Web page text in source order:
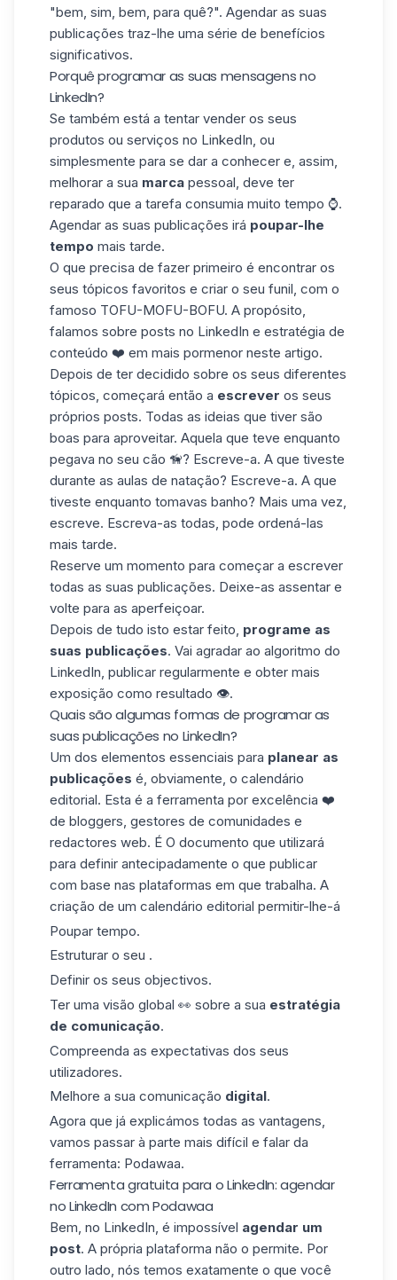
"bem, sim, bem, para quê?". Agendar as suas
publicações traz-lhe uma série de benefícios
significativos.
Porquê programar as suas mensagens no
LinkedIn?
Se também está a tentar vender os seus
produtos ou serviços no LinkedIn, ou
simplesmente para se dar a conhecer e, assim,
melhorar a sua marca pessoal, deve ter
reparado que a tarefa consumia muito tempo ⌚.
Agendar as suas publicações irá poupar-lhe
tempo mais tarde.
O que precisa de fazer primeiro é encontrar os
seus tópicos favoritos e criar o seu funil, com o
famoso TOFU-MOFU-BOFU. A propósito,
falamos sobre posts no LinkedIn e estratégia de
conteúdo ❤️ em mais pormenor neste artigo.
Depois de ter decidido sobre os seus diferentes
tópicos, começará então a escrever os seus
próprios posts. Todas as ideias que tiver são
boas para aproveitar. Aquela que teve enquanto
pegava no seu cão 🦮? Escreve-a. A que tiveste
durante as aulas de natação? Escreve-a. A que
tiveste enquanto tomavas banho? Mais uma vez,
escreve. Escreva-as todas, pode ordená-las
mais tarde.
Reserve um momento para começar a escrever
todas as suas publicações. Deixe-as assentar e
volte para as aperfeiçoar.
Depois de tudo isto estar feito, programe as
suas publicações. Vai agradar ao algoritmo do
LinkedIn, publicar regularmente e obter mais
exposição como resultado 👁️.
Quais são algumas formas de programar as
suas publicações no LinkedIn?
Um dos elementos essenciais para planear as
publicações é, obviamente, o calendário
editorial. Esta é a ferramenta por excelência ❤️
de bloggers, gestores de comunidades e
redactores web. É O documento que utilizará
para definir antecipadamente o que publicar
com base nas plataformas em que trabalha. A
criação de um calendário editorial permitir-lhe-á
Poupar tempo.
Estruturar o seu .
Definir os seus objectivos.
Ter uma visão global 👀 sobre a sua estratégia
de comunicação.
Compreenda as expectativas dos seus
utilizadores.
Melhore a sua comunicação digital.
Agora que já explicámos todas as vantagens,
vamos passar à parte mais difícil e falar da
ferramenta: Podawaa.
Ferramenta gratuita para o LinkedIn: agendar
no LinkedIn com Podawaa
Bem, no LinkedIn, é impossível agendar um
post. A própria plataforma não o permite. Por
outro lado, nós temos exatamente o que você